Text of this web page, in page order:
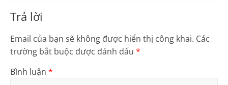
Trả lời
Email của bạn sẽ không được hiển thị công khai. Các
trường bắt buộc được đánh dấu *
Bình luận *